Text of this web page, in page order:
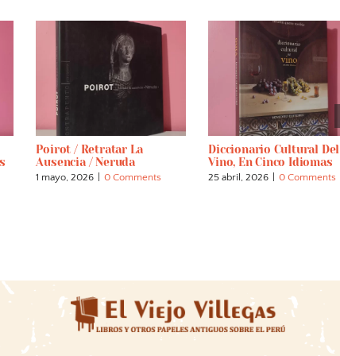
Poirot / Retratar La
Ausencia / Neruda
1 mayo, 2026 0 Comments
Diccionario Cultural Del
Vino, En Cinco Idiomas
25 abril, 2026 0 Comments